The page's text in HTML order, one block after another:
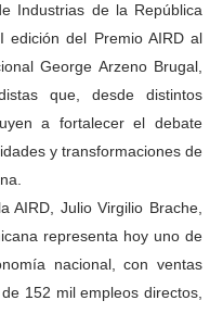
Industrias de la República
edición del Premio AIRD al
George Arzeno Brugal,
que, desde distintos
a fortalecer el debate
y transformaciones de
AIRD, Julio Virgilio Brache,
representa hoy uno de
nacional, con ventas
152 mil empleos directos,